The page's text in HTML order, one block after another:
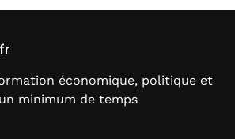
économique, politique et
minimum de temps